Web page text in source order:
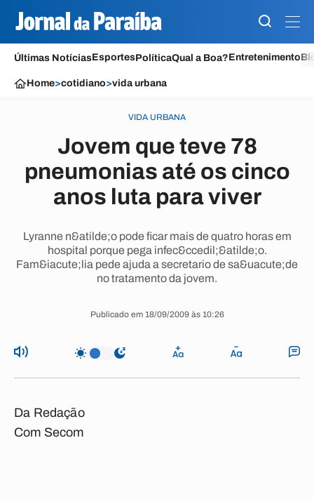
Últimas NotíciasEsportesPolíticaQual a Boa?Entretenimento
Home>cotidiano>vida urbana
VIDA URBANA
Jovem que teve 78
pneumonias até os cinco
anos luta para viver
Lyranne n&atilde;o pode ficar mais de quatro horas em
hospital porque pega infec&ccedil;&atilde;o.
Fam&iacute;lia pede ajuda a secretario de sa&uacute;de
no tratamento da jovem.
Publicado em 18/09/2009 às 10:26
Da Redação
Com Secom